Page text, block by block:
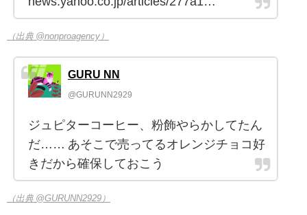
（出典 @nonproagency）
GURU NN
@GURUNN2929
ジュピターコーヒー、粉飾やらかしてたん
だ…… あそこで売ってるオレンジチョコ好
きだから確保しておこう
（出典 @GURUNN2929）